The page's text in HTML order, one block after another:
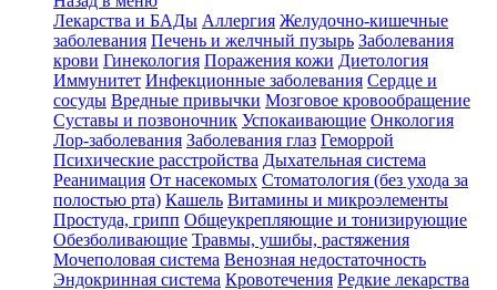
Лекарства и БАДы Аллергия Желудочно-кишечные
заболевания Печень и желчный пузырь Заболевания
крови Гинекология Поражения кожи Диетология
Иммунитет Инфекционные заболевания Сердце и
сосуды Вредные привычки Мозговое кровообращение
Суставы и позвоночник Успокаивающие Онкология
Лор-заболевания Заболевания глаз Геморрой
Психические расстройства Дыхательная система
Реанимация От насекомых Стоматология (без ухода за
полостью рта) Кашель Витамины и микроэлементы
Простуда, грипп Общеукрепляющие и тонизирующие
Обезболивающие Травмы, ушибы, растяжения
Мочеполовая система Венозная недостаточность
Эндокринная система Кровотечения Редкие лекарства